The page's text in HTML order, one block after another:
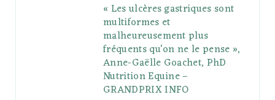
e
P
l
s
g
r
a
m
r
e
s
r
« Les ulcères gastriques sont
multiformes et
malheureusement plus
fréquents qu’on ne le pense »,
Anne-Gaëlle Goachet, PhD
Nutrition Equine –
GRANDPRIX INFO